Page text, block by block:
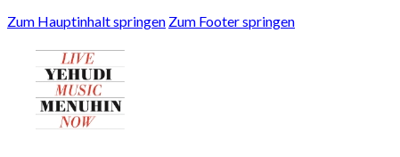
Zum Hauptinhalt springen Zum Footer springen